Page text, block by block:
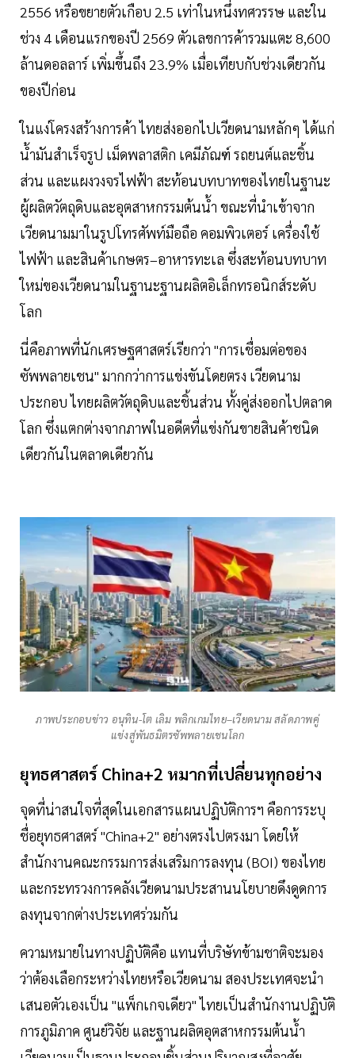
2556 หรือขยายตัวเกือบ 2.5 เท่าในหนึ่งทศวรรษ และใน
ช่วง 4 เดือนแรกของปี 2569 ตัวเลขการค้ารวมแตะ 8,600
ล้านดอลลาร์ เพิ่มขึ้นถึง 23.9% เมื่อเทียบกับช่วงเดียวกัน
ของปีก่อน
ในแง่โครงสร้างการค้า ไทยส่งออกไปเวียดนามหลักๆ ได้แก่
น้ำมันสำเร็จรูป เม็ดพลาสติก เคมีภัณฑ์ รถยนต์และชิ้น
ส่วน และแผงวงจรไฟฟ้า สะท้อนบทบาทของไทยในฐานะ
ผู้ผลิตวัตถุดิบและอุตสาหกรรมต้นน้ำ ขณะที่นำเข้าจาก
เวียดนามมาในรูปโทรศัพท์มือถือ คอมพิวเตอร์ เครื่องใช้
ไฟฟ้า และสินค้าเกษตร–อาหารทะเล ซึ่งสะท้อนบทบาท
ใหม่ของเวียดนามในฐานะฐานผลิตอิเล็กทรอนิกส์ระดับ
โลก
นี่คือภาพที่นักเศรษฐศาสตร์เรียกว่า "การเชื่อมต่อของ
ซัพพลายเชน" มากกว่าการแข่งขันโดยตรง เวียดนาม
ประกอบ ไทยผลิตวัตถุดิบและชิ้นส่วน ทั้งคู่ส่งออกไปตลาด
โลก ซึ่งแตกต่างจากภาพในอดีตที่แข่งกันขายสินค้าชนิด
เดียวกันในตลาดเดียวกัน
ภาพประกอบข่าว อนุทิน-โต เลิม พลิกเกมไทย–เวียดนาม สลัดภาพคู่
แข่งสู่พันธมิตรซัพพลายเชนโลก
ยุทธศาสตร์ China+2 หมากที่เปลี่ยนทุกอย่าง
จุดที่น่าสนใจที่สุดในเอกสารแผนปฏิบัติการฯ คือการระบุ
ชื่อยุทธศาสตร์ "China+2" อย่างตรงไปตรงมา โดยให้
สำนักงานคณะกรรมการส่งเสริมการลงทุน (BOI) ของไทย
และกระทรวงการคลังเวียดนามประสานนโยบายดึงดูดการ
ลงทุนจากต่างประเทศร่วมกัน
ความหมายในทางปฏิบัติคือ แทนที่บริษัทข้ามชาติจะมอง
ว่าต้องเลือกระหว่างไทยหรือเวียดนาม สองประเทศจะนำ
เสนอตัวเองเป็น "แพ็กเกจเดียว" ไทยเป็นสำนักงานปฏิบัติ
การภูมิภาค ศูนย์วิจัย และฐานผลิตอุตสาหกรรมต้นน้ำ